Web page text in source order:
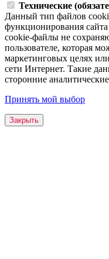
Технические
Данный тип файлов
функционирования
сookie-файлы не
пользователе, которая
маркетинговых целях
сети Интернет. Такие
сторонние
Принять мой выбор
Закрыть